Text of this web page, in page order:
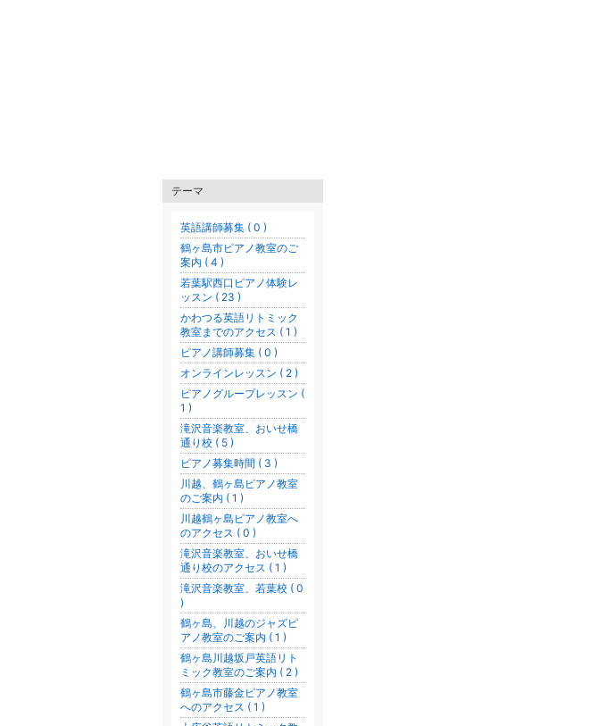
テーマ
英語講師募集 ( 0 )
鶴ヶ島市ピアノ教室のご
案内 ( 4 )
若葉駅西口ピアノ体験レ
ッスン ( 23 )
かわつる英語リトミック
教室までのアクセス ( 1 )
ピアノ講師募集 ( 0 )
オンラインレッスン ( 2 )
ピアノグループレッスン (
1 )
滝沢音楽教室、おいせ橋
通り校 ( 5 )
ピアノ募集時間 ( 3 )
川越、鶴ヶ島ピアノ教室
のご案内 ( 1 )
川越鶴ヶ島ピアノ教室へ
のアクセス ( 0 )
滝沢音楽教室、おいせ橋
通り校のアクセス ( 1 )
滝沢音楽教室、若葉校 ( 0
)
鶴ヶ島、川越のジャズピ
アノ教室のご案内 ( 1 )
鶴ヶ島川越坂戸英語リト
ミック教室のご案内 ( 2 )
鶴ヶ島市藤金ピアノ教室
へのアクセス ( 1 )